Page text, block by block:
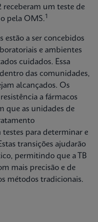
receberam um teste de
pela OMS.1
estão a ser concebidos
e ambientes
cuidados. Essa
das comunidades,
alcançados. Os
a fármacos
que as unidades de
para determinar e
transições ajudarão
permitindo que a TB
mais precisão e de
métodos tradicionais.